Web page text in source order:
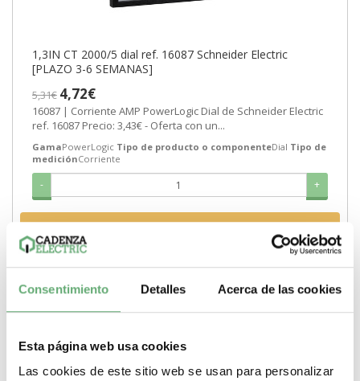
Consentimiento Detalles Acerca de las cookies
Esta página web usa cookies
Las cookies de este sitio web se usan para personalizar
1,3IN CT 2000/5 dial ref. 16087 Schneider Electric
[PLAZO 3-6 SEMANAS]
5,31€ 4,72€
16087 | Corriente AMP PowerLogic Dial de Schneider Electric
ref. 16087 Precio: 3,43€ - Oferta con un...
GamaPowerLogic Tipo de producto o componenteDial Tipo de
mediciónCorriente
- +